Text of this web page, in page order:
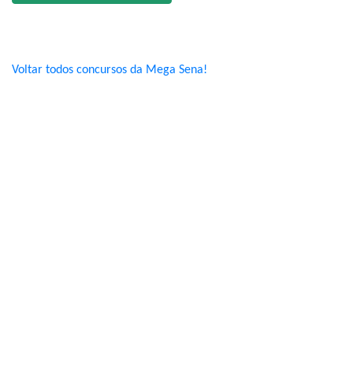
Voltar todos concursos da Mega Sena!